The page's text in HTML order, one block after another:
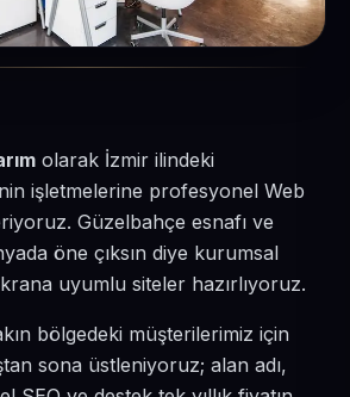
olarak İzmir ilindeki
işletmelerine profesyonel Web
Güzelbahçe esnafı ve
öne çıksın diye kurumsal
uyumlu siteler hazırlıyoruz.
bölgedeki müşterilerimiz için
sona üstleniyoruz; alan adı,